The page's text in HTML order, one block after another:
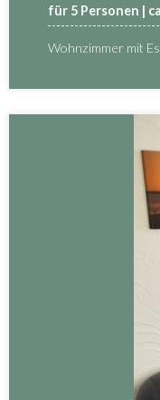
für 5 Personen |
Wohnzimmer mit